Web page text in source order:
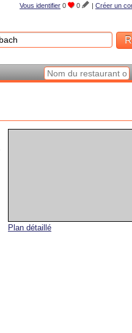
Vous identifier 0 0 | Créer un
Plan détaillé